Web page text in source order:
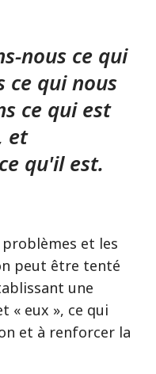
nous ce qui
ce qui nous
ce qui est
et
qu'il est.
et les
peut être tenté
une
« eux », ce qui
et à renforcer la